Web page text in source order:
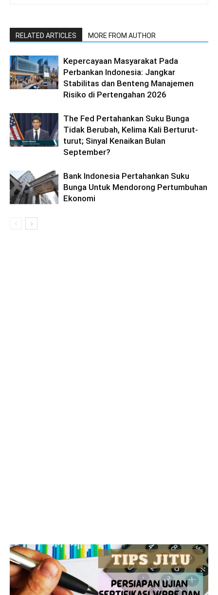
RELATED ARTICLES MORE FROM AUTHOR
Kepercayaan Masyarakat Pada
Perbankan Indonesia: Jangkar
Stabilitas dan Benteng Manajemen
Risiko di Pertengahan 2026
The Fed Pertahankan Suku Bunga
Tidak Berubah, Kelima Kali Berturut-
turut; Sinyal Kenaikan Bulan
September?
Bank Indonesia Pertahankan Suku
Bunga Untuk Mendorong Pertumbuhan
Ekonomi